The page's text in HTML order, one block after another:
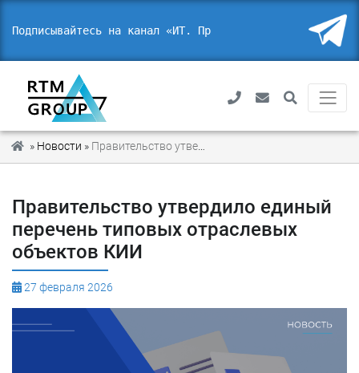
Подписывайтесь на канал «ИТ. Право
» Новости » Правительство утвердило единый перечень типовых отраслевых объектов КИИ
Правительство утвердило единый
перечень типовых отраслевых
объектов КИИ
27 февраля 2026